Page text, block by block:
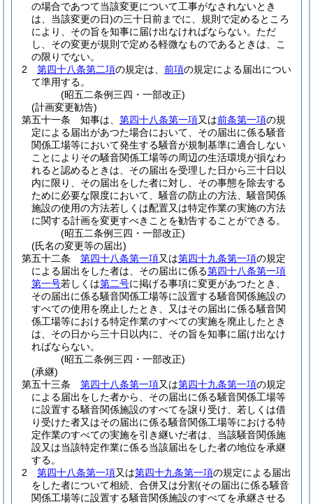
の場合であつて当該変更について工事がなされないとき
は、当該変更の日)の三十日前までに、規則で定めるところ
により、その旨を知事に届け出なければならない。 ただ
し、その変更が規則で定める軽微なものであるときは、こ
の限りでない。
2
第四十八条第二項の規定は、 前項の規定による届出につい
て準用する。
(昭五二条例三四・一部改正)
(計画変更勧告)
第五十一条
知事は、 第四十八条第一項又は前条第一項の規
定による届出があつた場合において、その届出に係る騒音
関係工場等において発生する騒音が規制基準に適合しない
ことによりその騒音関係工場等の周辺の生活環境が損なわ
れると認めるときは、その届出を受理した日から三十日以
内に限り、その届出をした者に対し、その事態を除去する
ために必要な限度において、騒音の防止の方法、騒音関係
施設の使用の方法若しくは配置又は特定作業の実施の方法
に関する計画を変更すべきことを勧告することができる。
(昭五二条例三四・一部改正)
(氏名の変更等の届出)
第五十二条
第四十八条第一項又は第四十九条第一項の規定
による届出をした者は、その届出に係る第四十八条第一項
第一号若しくは第二号に掲げる事項に変更があつたとき、
その届出に係る騒音関係工場等に設置する騒音関係施設の
すべての使用を廃止したとき、又はその届出に係る騒音関
係工場等における特定作業のすべての実施を廃止したとき
は、その日から三十日以内に、その旨を知事に届け出なけ
ればならない。
(昭五二条例三四・一部改正)
(承継)
第五十三条
第四十八条第一項又は第四十九条第一項の規定
による届出をした者から、その届出に係る騒音関係工場等
に設置する騒音関係施設のすべてを譲り受け、若しくは借
り受けた者又はその届出に係る騒音関係工場等における特
定作業のすべての実施を引き継いだ者は、当該騒音関係施
設又は当該特定作業に係る当該届出をした者の地位を承継
する。
2
第四十八条第一項又は第四十九条第一項の規定による届出
をした者について相続、合併又は分割(その届出に係る騒音
関係工場等に設置する騒音関係施設のすべてを承継させる